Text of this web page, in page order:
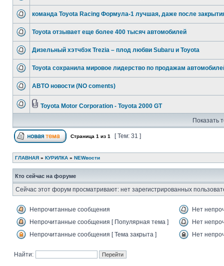
команда Toyota Racing Формула-1 лучшая, даже после
Toyota отзывает еще более 400 тысяч автомобилей
Дизельный хэтчбэк Trezia – плод любви Subaru и Toyota
Toyota сохранила мировое лидерство по продажам
АВТО новости (NO coments)
Toyota Motor Corporation - Toyota 2000 GT
Показать
Страница 1 из 1 [ Тем: 31 ]
ГЛАВНАЯ » КУРИЛКА » NEWвости
Кто сейчас на форуме
Сейчас этот форум просматривают: нет зарегистрированных
Непрочитанные сообщения
Нет
Непрочитанные сообщения [ Популярная тема ]
Нет
Непрочитанные сообщения [ Тема закрыта ]
Нет
Найти: